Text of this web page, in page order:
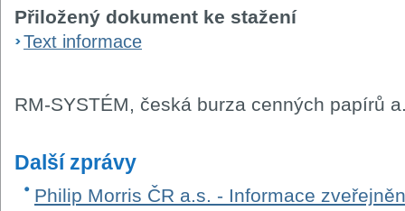
Přiložený dokument ke stažení
Text informace
RM-SYSTÉM, česká burza cenných papírů
Další zprávy
Philip Morris ČR a.s. - Informace